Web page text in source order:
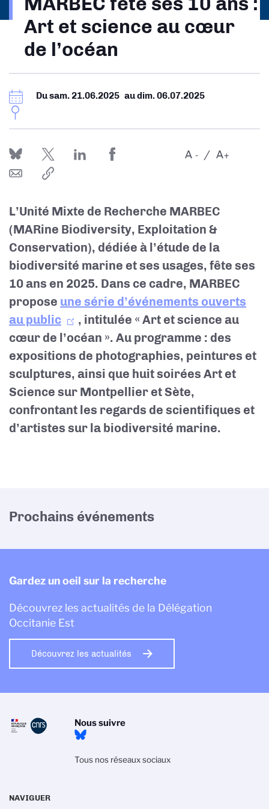
Art et science au cœur
de l’océan
Dusam. 21.06.2025 audim. 06.07.2025
-
A +
A
L’Unité Mixte de Recherche MARBEC
(MARine Biodiversity, Exploitation &
Conservation), dédiée à l’étude de la
biodiversité marine et ses usages, fête ses
10 ans en 2025. Dans ce cadre, MARBEC
propose une série d’événements ouverts
au public
, intitulée « Art et science au
cœur de l’océan ». Au programme : des
expositions de photographies, peintures et
sculptures, ainsi que huit soirées Art et
Science sur Montpellier et Sète,
confrontant les regards de scientifiques et
d’artistes sur la biodiversité marine.
Prochains événements
Gardez un oeil sur la recherche
Découvrez les actualités de la Délégation
Occitanie Est
Découvrez les actualités
Nous suivre
Tous nos réseaux sociaux
NAVIGUER